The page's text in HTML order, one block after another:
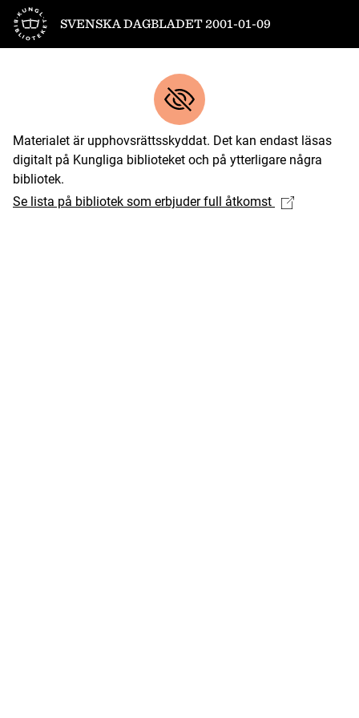
Till startsidan
SVENSKA DAGBLADET 2001-01-09
Materialet är upphovsrättsskyddat. Det kan endast läsas
digitalt på Kungliga biblioteket och på ytterligare några
bibliotek.
Se lista på bibliotek som erbjuder full åtkomst